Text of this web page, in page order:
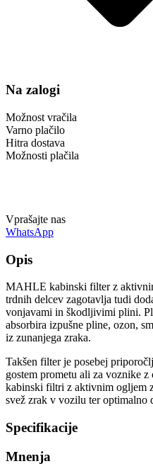
Na zalogi
Možnost vračila
Varno plačilo
Hitra dostava
Možnosti plačila
Vprašajte nas
WhatsApp
Opis
MAHLE kabinski filter z
trdnih delcev zagotavlja tudi
vonjavami in škodljivimi plini.
absorbira izpušne pline, ozon,
iz zunanjega zraka.
Takšen filter je posebej
gostem prometu ali za voznike
kabinski filtri z aktivnim ogljem
svež zrak v vozilu ter optimalno
Specifikacije
Mnenja